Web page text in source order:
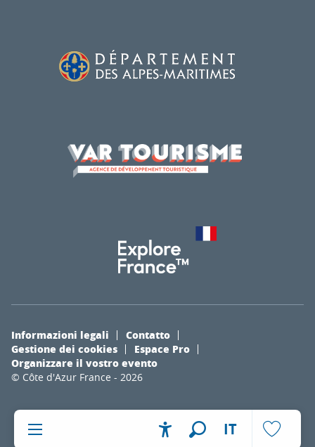
IT
© Côte d'Azur France - 2026
Informazioni legali
Contatto
Gestione dei cookies
Espace Pro
Organizzare il vostro evento